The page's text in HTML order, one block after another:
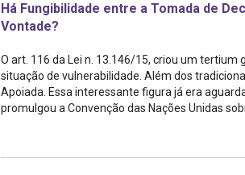
Há Fungibilidade entre a Tomada de
Vontade?
O art. 116 da Lei n. 13.146/15, criou um
situação de vulnerabilidade. Além dos
Apoiada. Essa interessante figura já era
promulgou a Convenção das Nações Unidas